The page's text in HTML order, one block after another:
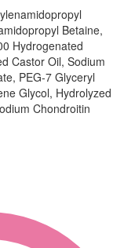
Betaine,
Hydrogenated
Castor Oil, Sodium
PEG-7 Glyceryl
Glycol, Hydrolyzed
Chondroitin